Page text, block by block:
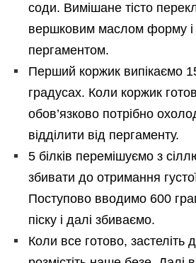
соди. Вимішане тісто
вершковим маслом форму і
пергаментом.
Перший коржик випікаємо
градусах. Коли коржик
обов’язково потрібно
відділити від пергаменту.
5 білків перемішуємо з
збивати до отримання
Поступово вводимо 600
піску і далі збиваємо.
Коли все готово, застеліть